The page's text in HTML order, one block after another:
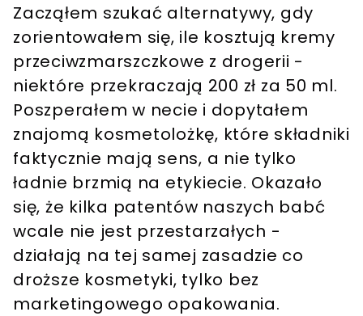
Zacząłem szukać alternatywy, gdy
zorientowałem się, ile kosztują kremy
przeciwzmarszczkowe z drogerii -
niektóre przekraczają 200 zł za 50 ml.
Poszperałem w necie i dopytałem
znajomą kosmetolożkę, które składniki
faktycznie mają sens, a nie tylko
ładnie brzmią na etykiecie. Okazało
się, że kilka patentów naszych babć
wcale nie jest przestarzałych -
działają na tej samej zasadzie co
droższe kosmetyki, tylko bez
marketingowego opakowania.